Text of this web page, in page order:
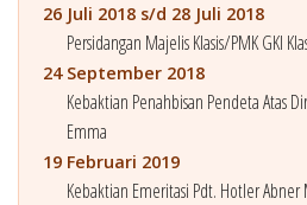
26 Juli 2018 s/d 28 Juli 2018
Persidangan Majelis Klasis/PMK GKI
24 September 2018
Kebaktian Penahbisan Pendeta Atas
Emma
19 Februari 2019
Kebaktian Emeritasi Pdt. Hotler